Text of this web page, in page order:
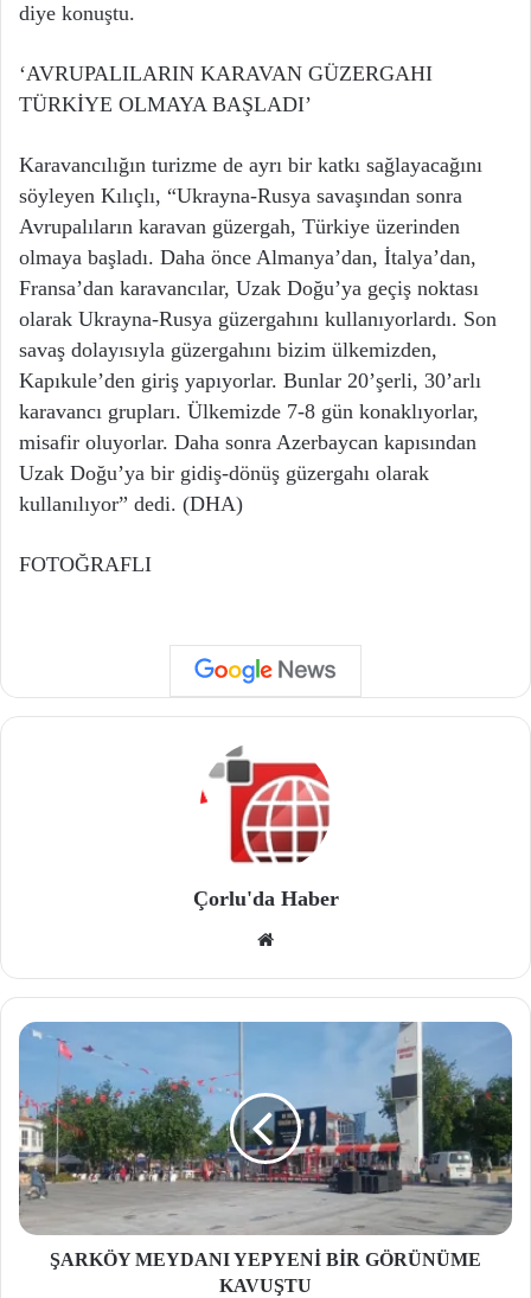
diye konuştu.
‘AVRUPALILARIN KARAVAN GÜZERGAHI
TÜRKİYE OLMAYA BAŞLADI’
Karavancılığın turizme de ayrı bir katkı sağlayacağını
söyleyen Kılıçlı, “Ukrayna-Rusya savaşından sonra
Avrupalıların karavan güzergah, Türkiye üzerinden
olmaya başladı. Daha önce Almanya’dan, İtalya’dan,
Fransa’dan karavancılar, Uzak Doğu’ya geçiş noktası
olarak Ukrayna-Rusya güzergahını kullanıyorlardı. Son
savaş dolayısıyla güzergahını bizim ülkemizden,
Kapıkule’den giriş yapıyorlar. Bunlar 20’şerli, 30’arlı
karavancı grupları. Ülkemizde 7-8 gün konaklıyorlar,
misafir oluyorlar. Daha sonra Azerbaycan kapısından
Uzak Doğu’ya bir gidiş-dönüş güzergahı olarak
kullanılıyor” dedi. (DHA)
FOTOĞRAFLI
Çorlu'da Haber
site
si
ŞARKÖY MEYDANI YEPYENİ BİR GÖRÜNÜME
KAVUŞTU